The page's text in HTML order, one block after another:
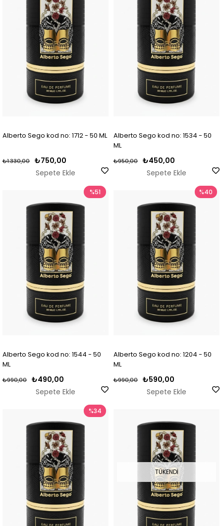
Alberto Sego kod no: 1712 - 50 ML
₺750,00
₺1.330,00
Sepete Ekle
Alberto Sego kod no: 1534 - 50
ML
₺450,00
₺950,00
Sepete Ekle
Alberto Sego kod no: 1544 - 50
ML
₺490,00
₺990,00
Sepete Ekle
%51
Alberto Sego kod no: 1204 - 50
ML
₺590,00
₺990,00
Sepete Ekle
%40
%34
TÜKENDI